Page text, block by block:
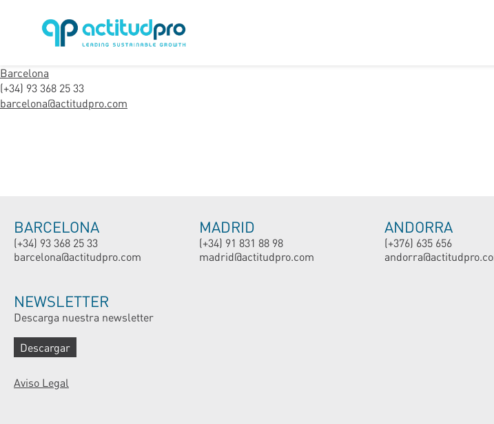
Barcelona
(+34) 93 368 25 33
barcelona@actitudpro.com
BARCELONA
(+34) 93 368 25 33
barcelona@actitudpro.com
MADRID
(+34) 91 831 88 98
madrid@actitudpro.com
ANDORRA
(+376) 635 656
NEWSLETTER
Descarga nuestra newsletter
Descargar
Aviso Legal